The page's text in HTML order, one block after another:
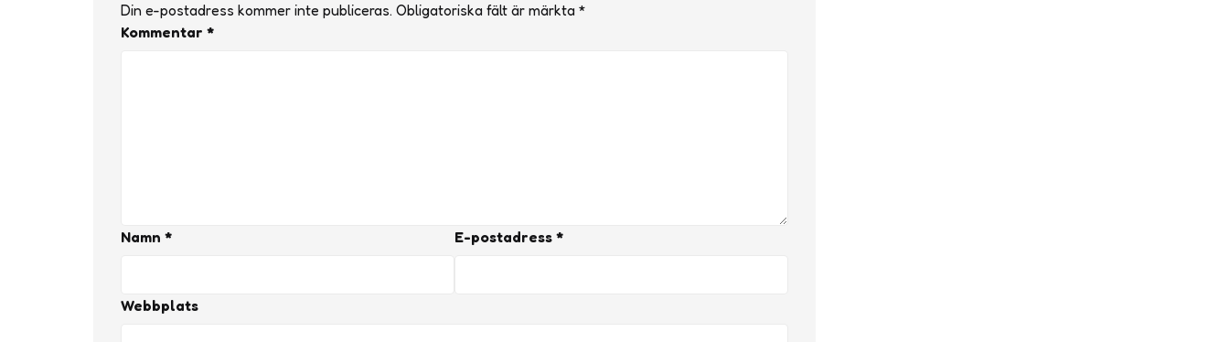
Din e-postadress kommer inte publiceras. Obligatoriska fält är märkta *
Kommentar *
Namn * E-postadress *
Webbplats